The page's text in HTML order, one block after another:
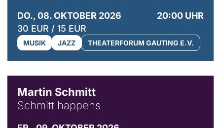
DO., 08. OKTOBER 2026
20:00 UHR
30 EUR / 15 EUR
MUSIK JAZZ THEATERFORUM GAUTING E.V.
Martin Schmitt
Schmitt happens